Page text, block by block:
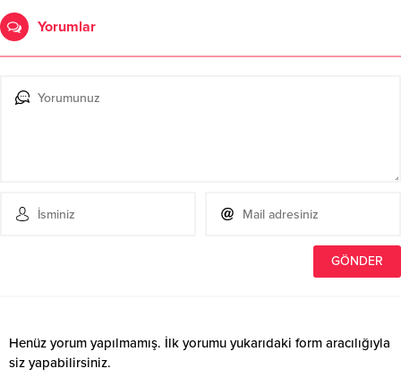
Yorumlar
Henüz yorum yapılmamış. İlk yorumu yukarıdaki form aracılığıyla
siz yapabilirsiniz.